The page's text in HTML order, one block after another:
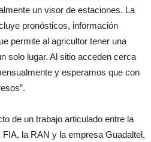
un visor de estaciones. La
pronósticos, información
permite al agricultor tener una
solo lugar. Al sitio acceden cerca
y esperamos que con
de un trabajo articulado entre la
la RAN y la empresa Guadaltel,